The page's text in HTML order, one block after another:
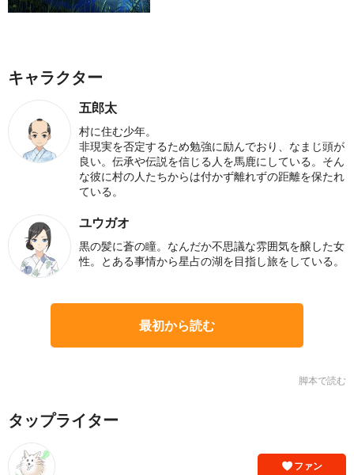
キャラクター
五郎太
村に住む少年。
非現実を否定するため勉強に励んでおり、なまじ頭が
良い。伝承や伝説を信じる人を馬鹿にしている。そん
な彼に村の人たちからは付かず離れずの距離を保たれ
ている。
ユウガオ
黒の髪に蒼の瞳。なんだか不思議な雰囲気を醸した女
性。とある事情から星占の湖を目指し旅をしている。
最初から読む
脚本で読む
タップライター
ファン